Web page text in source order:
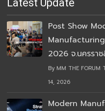
Latest Update
Post Show
Manufacturing
2026 จ.นครราช
By MM THE FORUM
14, 2026
Modern